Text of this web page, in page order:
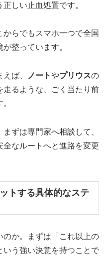
しい止血処置です。
らでもスマホ一つで全国
整っています。
ば、 ノートやプリウスの
走るような、ごく当たり前
ずは専門家へ相談して、
なルートへと進路を変更
トする具体的なステ
のか。まずは「これ以上の
う強い決意を持つことで